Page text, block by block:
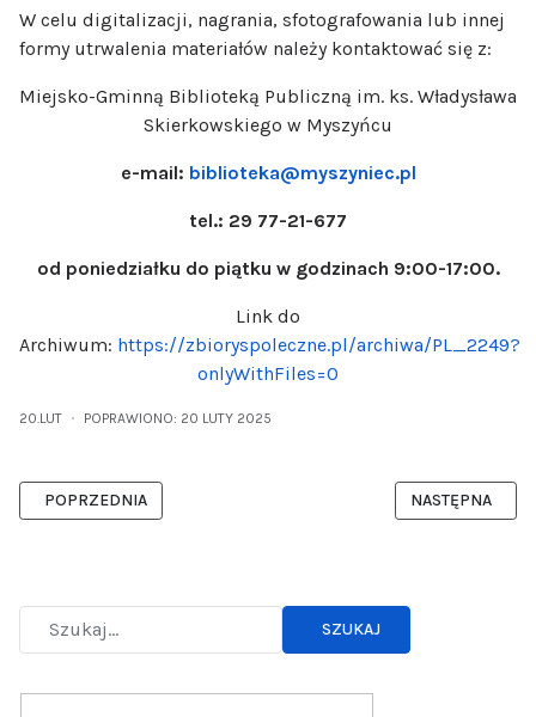
W celu digitalizacji, nagrania, sfotografowania lub innej
formy utrwalenia materiałów należy kontaktować się z:
Miejsko-Gminną Biblioteką Publiczną im. ks. Władysława
Skierkowskiego w Myszyńcu
e-mail: biblioteka@myszyniec.pl
tel.: 29 77-21-677
od poniedziałku do piątku w godzinach 9:00-17:00.
Link do
Archiwum: https://zbioryspoleczne.pl/archiwa/PL_2249?
onlyWithFiles=0
20.LUT POPRAWIONO: 20 LUTY 2025
POPRZEDNIA STRONA: PROGRAM DZIAŁANIA BIBLIOTEKI
POPRZEDNIA NASTĘPNA
NASTĘPNA
SZUKAJ